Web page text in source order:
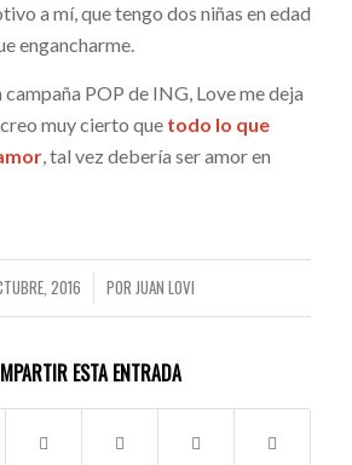
a mí, que tengo dos niñas en edad
engancharme.
POP de ING, Love me deja
muy cierto quetodo lo que
, tal vez debería ser amor en
2016
/ POR JUAN LOVI
ESTA ENTRADA